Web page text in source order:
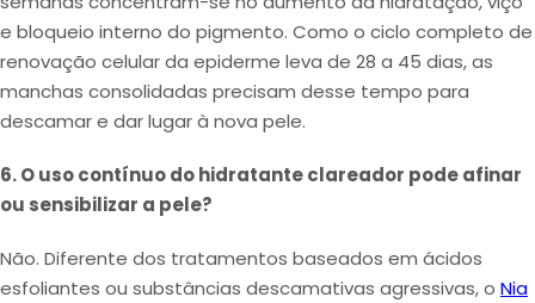
e bloqueio interno do pigmento. Como o ciclo completo de
renovação celular da epiderme leva de 28 a 45 dias, as
manchas consolidadas precisam desse tempo para
descamar e dar lugar à nova pele.
6. O uso contínuo do hidratante clareador pode afinar
ou sensibilizar a pele?
Não. Diferente dos tratamentos baseados em ácidos
esfoliantes ou substâncias descamativas agressivas, o Nia